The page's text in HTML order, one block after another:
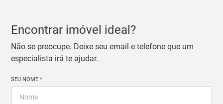
Encontrar imóvel ideal?
Não se preocupe. Deixe seu email e telefone que um
especialista irá te ajudar.
SEU NOME*